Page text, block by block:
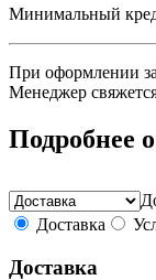
Минимальный
При оформлении
Менеджер
Подробнее
Доставка
Доставка